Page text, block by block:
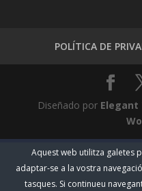
POLÍTICA DE
Diseñado por Elegant
Aquest web utilitza galetes
adaptar-se a la vostra
tasques. Si continueu